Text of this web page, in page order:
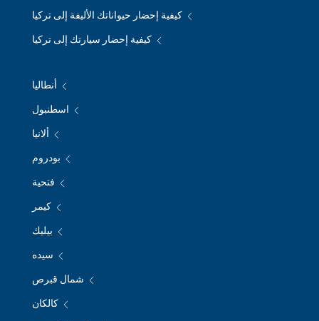
كيفية إحضار حيواناتك الأليفة إلى تركيا
كيفية إحضار سيارتك إلى تركيا
أنطاليا
اسطنبول
ألانيا
بودروم
فتحية
كيمر
بيليك
سيده
شمال قبرص
كالكان